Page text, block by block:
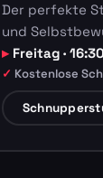
Der perfekte
und
Freitag ·
Kostenlose